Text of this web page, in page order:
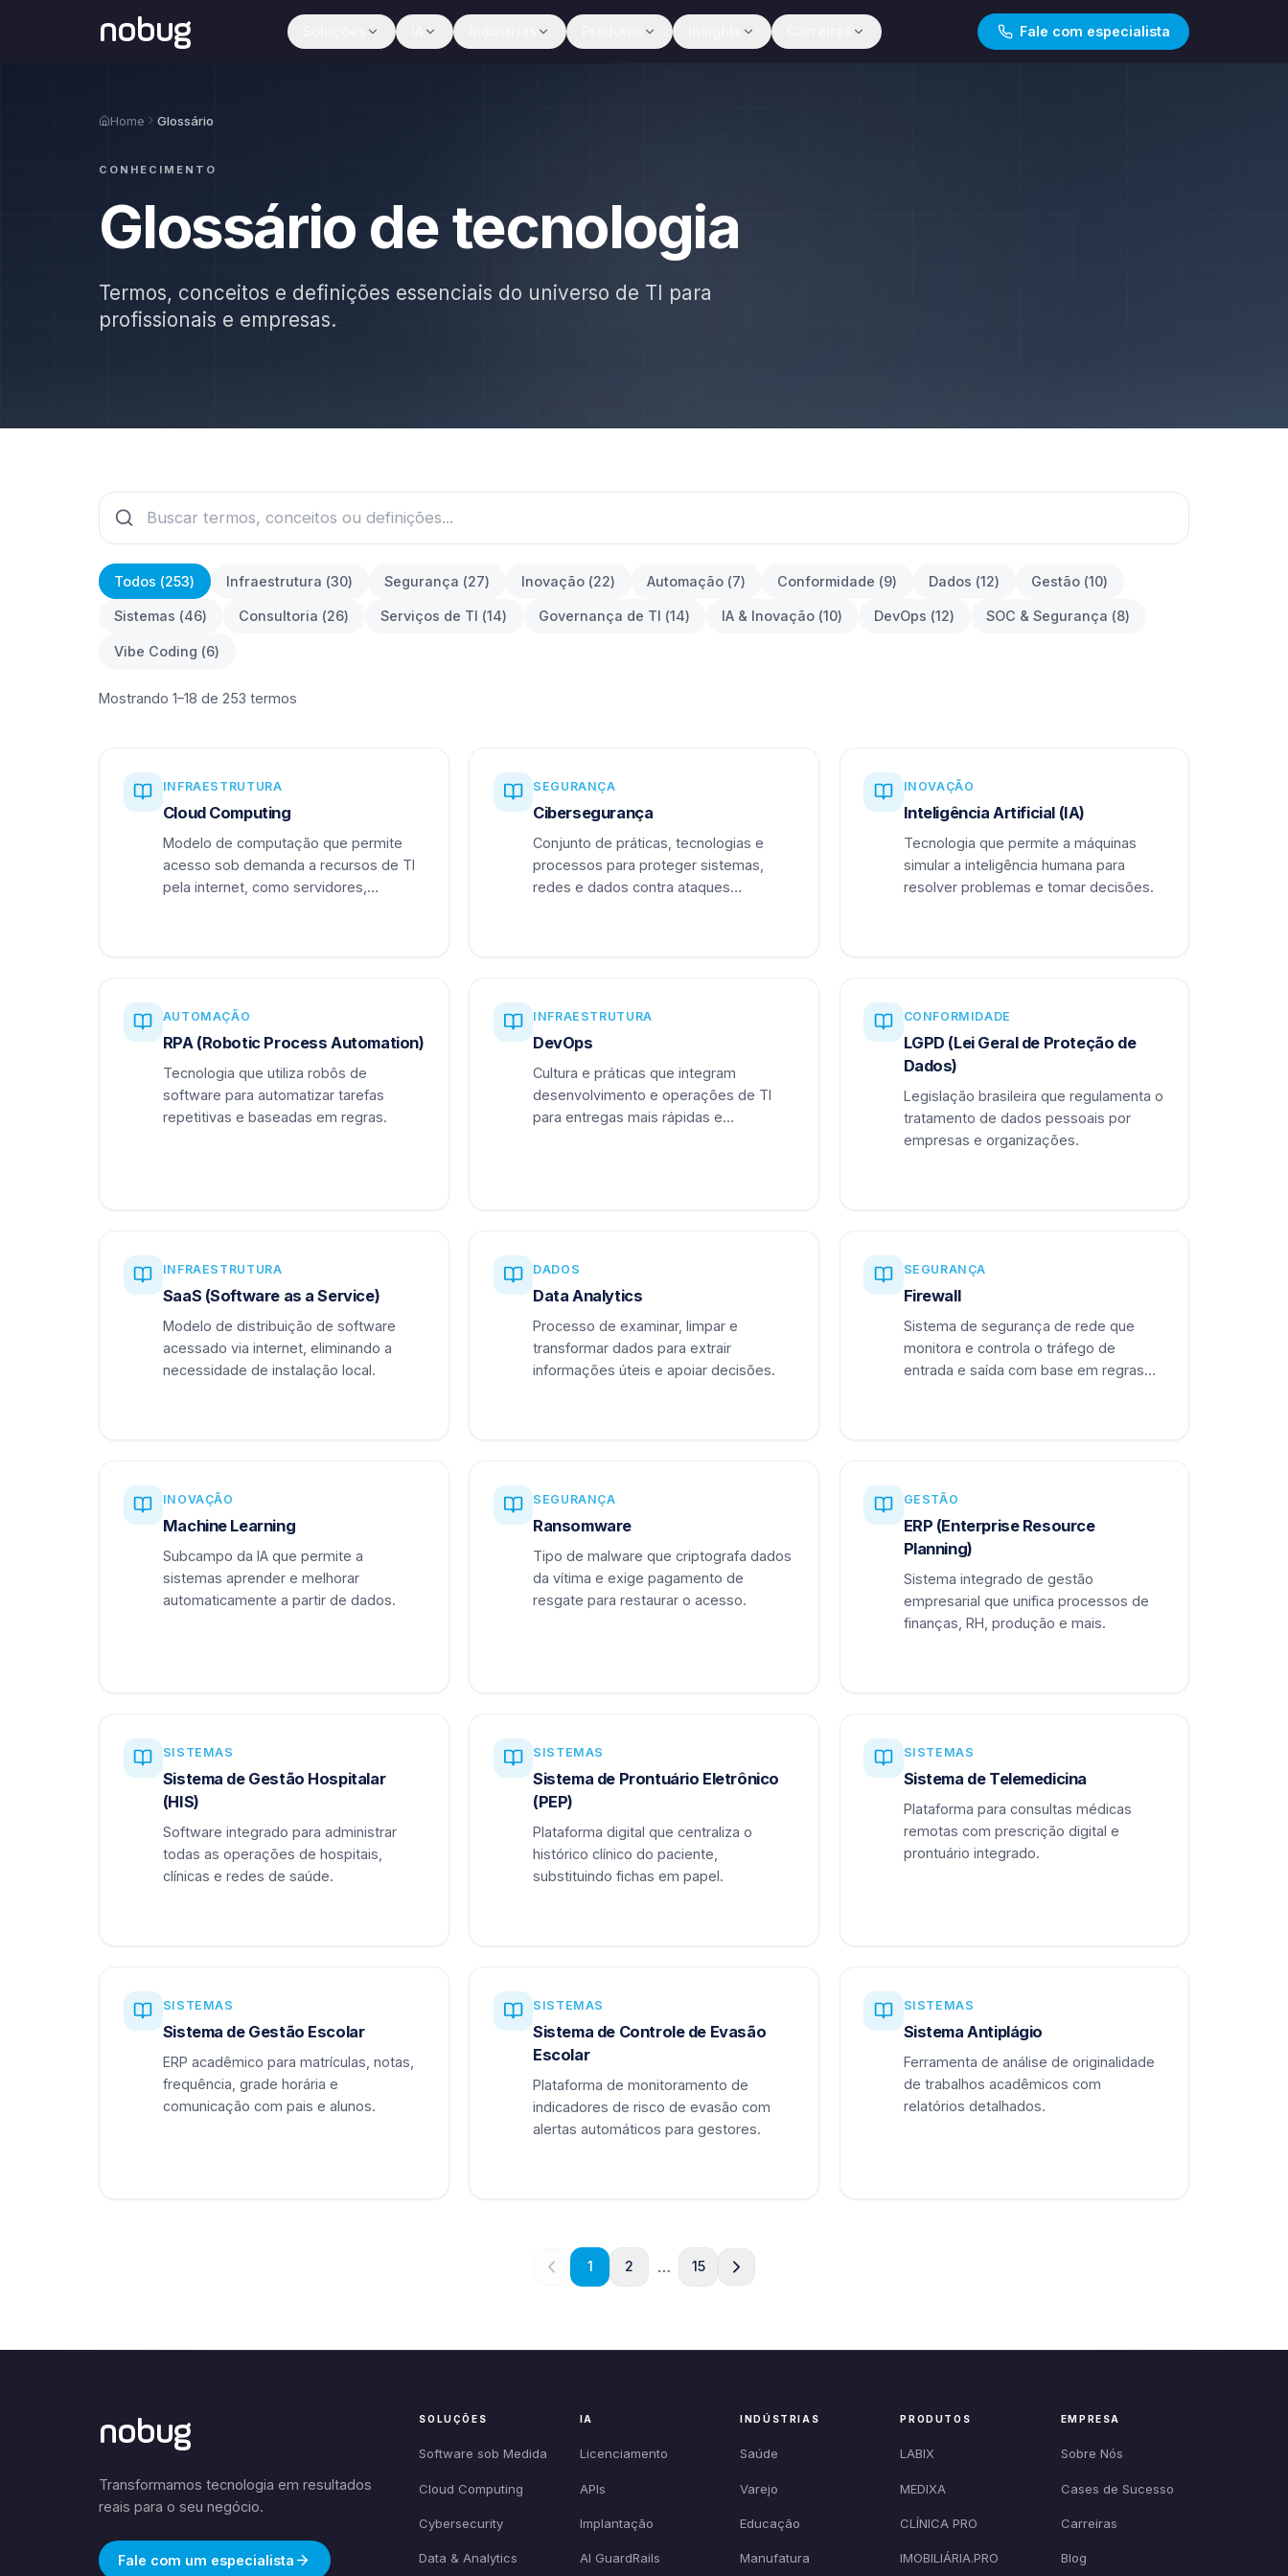
nobug Fale com especialista
Home Glossário
CONHECIMENTO
Glossário de tecnologia
Termos, conceitos e definições essenciais do universo de TI para
profissionais e empresas.
Todos (253) Infraestrutura (30) Segurança (27) Inovação (22) Automação (7) Conformidade (9) Dados (12) Gestão (10)
Sistemas (46) Consultoria (26) Serviços de TI (14) Governança de TI (14) IA & Inovação (10) DevOps (12) SOC & Segurança (8)
Vibe Coding (6)
Mostrando 1–18 de 253 termos
INFRAESTRUTURA
Cloud Computing
Modelo de computação que permite
acesso sob demanda a recursos de TI
pela internet, como servidores,
SEGURANÇA
Cibersegurança
Conjunto de práticas, tecnologias e
processos para proteger sistemas,
redes e dados contra ataques
INOVAÇÃO
Inteligência Artificial (IA)
Tecnologia que permite a máquinas
simular a inteligência humana para
resolver problemas e tomar decisões.
AUTOMAÇÃO
RPA (Robotic Process Automation)
Tecnologia que utiliza robôs de
software para automatizar tarefas
repetitivas e baseadas em regras.
INFRAESTRUTURA
DevOps
Cultura e práticas que integram
desenvolvimento e operações de TI
para entregas mais rápidas e
CONFORMIDADE
LGPD (Lei Geral de Proteção de
Dados)
Legislação brasileira que regulamenta o
tratamento de dados pessoais por
empresas e organizações.
INFRAESTRUTURA
SaaS (Software as a Service)
Modelo de distribuição de software
acessado via internet, eliminando a
necessidade de instalação local.
DADOS
Data Analytics
Processo de examinar, limpar e
transformar dados para extrair
informações úteis e apoiar decisões.
SEGURANÇA
Firewall
Sistema de segurança de rede que
monitora e controla o tráfego de
entrada e saída com base em regras
INOVAÇÃO
Machine Learning
Subcampo da IA que permite a
sistemas aprender e melhorar
automaticamente a partir de dados.
SEGURANÇA
Ransomware
Tipo de malware que criptografa dados
da vítima e exige pagamento de
resgate para restaurar o acesso.
GESTÃO
ERP (Enterprise Resource
Planning)
Sistema integrado de gestão
empresarial que unifica processos de
finanças, RH, produção e mais.
SISTEMAS
Sistema de Gestão Hospitalar
(HIS)
Software integrado para administrar
todas as operações de hospitais,
clínicas e redes de saúde.
SISTEMAS
Sistema de Prontuário Eletrônico
(PEP)
Plataforma digital que centraliza o
histórico clínico do paciente,
substituindo fichas em papel.
SISTEMAS
Sistema de Telemedicina
Plataforma para consultas médicas
remotas com prescrição digital e
prontuário integrado.
SISTEMAS
Sistema de Gestão Escolar
ERP acadêmico para matrículas, notas,
frequência, grade horária e
comunicação com pais e alunos.
SISTEMAS
Sistema de Controle de Evasão
Escolar
Plataforma de monitoramento de
indicadores de risco de evasão com
alertas automáticos para gestores.
SISTEMAS
Sistema Antiplágio
Ferramenta de análise de originalidade
de trabalhos acadêmicos com
relatórios detalhados.
1 2 … 15
nobug
Transformamos tecnologia em resultados
reais para o seu negócio.
Fale com um especialista
SOLUÇÕES
Software sob Medida
Cloud Computing
Cybersecurity
Data & Analytics
IA
Licenciamento
APIs
Implantação
AI GuardRails
INDÚSTRIAS
Saúde
Varejo
Educação
Manufatura
PRODUTOS
LABIX
MEDIXA
CLÍNICA PRO
IMOBILIÁRIA.PRO
EMPRESA
Sobre Nós
Cases de Sucesso
Carreiras
Blog